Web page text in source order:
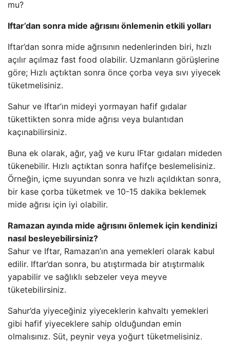
mu?
Iftar’dan sonra mide ağrısını önlemenin etkili yolları
Iftar’dan sonra mide ağrısının nedenlerinden biri, hızlı
açılır açılmaz fast food olabilir. Uzmanların görüşlerine
göre; Hızlı açtıktan sonra önce çorba veya sıvı yiyecek
tüketmelisiniz.
Sahur ve Iftar’ın mideyi yormayan hafif gıdalar
tükettikten sonra mide ağrısı veya bulantıdan
kaçınabilirsiniz.
Buna ek olarak, ağır, yağ ve kuru IFtar gıdaları mideden
tükenebilir. Hızlı açtıktan sonra hafifçe beslemelisiniz.
Örneğin, içme suyundan sonra ve hızlı açıldıktan sonra,
bir kase çorba tüketmek ve 10-15 dakika beklemek
mide ağrısı için iyi olabilir.
Ramazan ayında mide ağrısını önlemek için kendinizi
nasıl besleyebilirsiniz?
Sahur ve Iftar, Ramazan’ın ana yemekleri olarak kabul
edilir. Iftar’dan sonra, bu atıştırmada bir atıştırmalık
yapabilir ve sağlıklı sebzeler veya meyve
tüketebilirsiniz.
Sahur’da yiyeceğiniz yiyeceklerin kahvaltı yemekleri
gibi hafif yiyeceklere sahip olduğundan emin
olmalısınız. Süt, peynir veya yoğurt tüketmelisiniz.